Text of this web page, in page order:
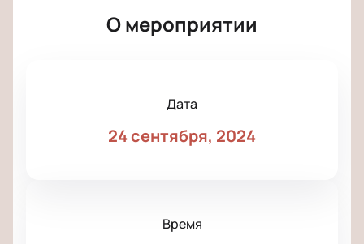
О мероприятии
Дата
24 сентября, 2024
Время